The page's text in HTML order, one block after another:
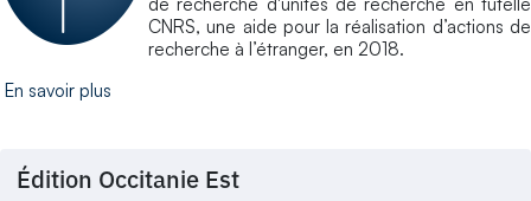
CNRS, une aide pour la réalisation d’actions de
recherche à l’étranger, en 2018.
En savoir plus
Édition Occitanie Est